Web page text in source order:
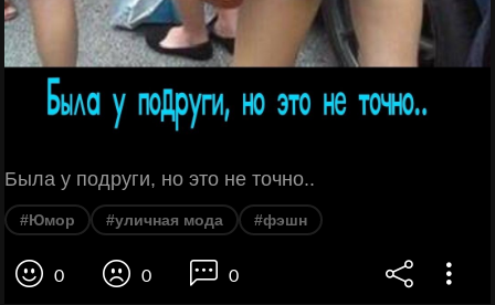
Была у подруги, но это не точно..
#Юмор #уличная мода #фэшн
0 0 0